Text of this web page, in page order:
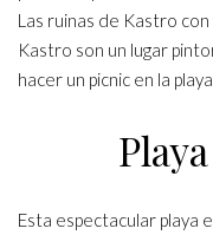
Las ruinas de Kastro
Kastro son un lugar
hacer un picnic en la
Esta espectacular playa